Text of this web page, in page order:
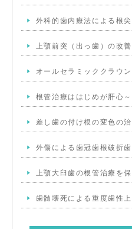
外科的歯内療法による根
上顎前突（出っ歯）の改
オールセラミッククラウ
根管治療ははじめが肝心
差し歯の付け根の変色の
外傷による歯冠歯根破折
上顎大臼歯の根管治療を
歯髄壊死による重度歯性